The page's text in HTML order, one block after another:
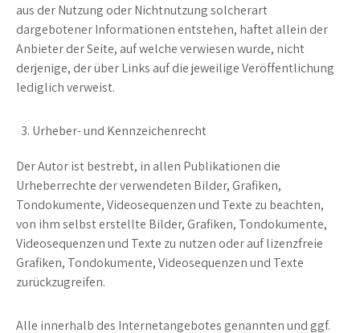
aus der Nutzung oder Nichtnutzung solcherart
dargebotener Informationen entstehen, haftet allein der
Anbieter der Seite, auf welche verwiesen wurde, nicht
derjenige, der über Links auf die jeweilige Veröffentlichung
lediglich verweist.
Urheber- und Kennzeichenrecht
Der Autor ist bestrebt, in allen Publikationen die
Urheberrechte der verwendeten Bilder, Grafiken,
Tondokumente, Videosequenzen und Texte zu beachten,
von ihm selbst erstellte Bilder, Grafiken, Tondokumente,
Videosequenzen und Texte zu nutzen oder auf lizenzfreie
Grafiken, Tondokumente, Videosequenzen und Texte
zurückzugreifen.
Alle innerhalb des Internetangebotes genannten und ggf.